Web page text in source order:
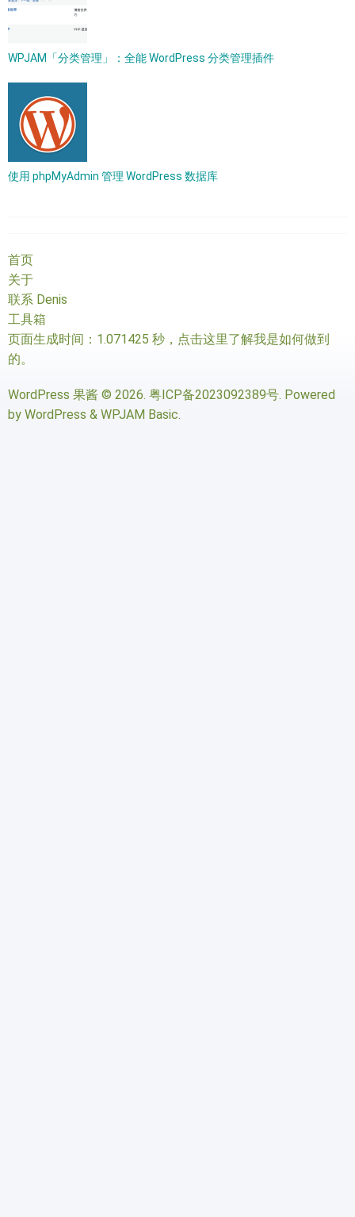
WPJAM「分类管理」：全能 WordPress 分类管理插件
使用 phpMyAdmin 管理 WordPress 数据库
首页
关于
联系 Denis
工具箱
页面生成时间：1.071425 秒， 点击这里了解我是如何做到
的。
WordPress 果酱 © 2026. 粤ICP备2023092389号. Powered
by WordPress & WPJAM Basic.